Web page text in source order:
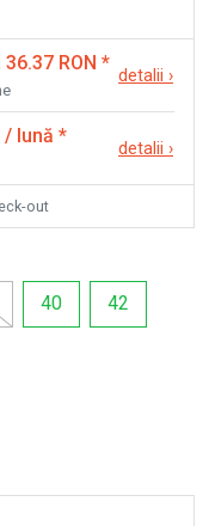
RON *
detalii ›
/ lună *
detalii ›
out
40 42